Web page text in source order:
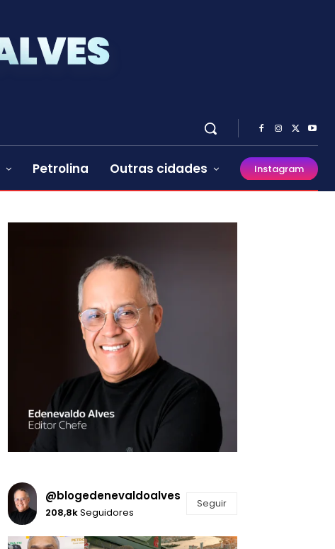
Petrolina Outras cidades Instagram
@blogedenevaldoalves
208,8kSeguidores
Seguir